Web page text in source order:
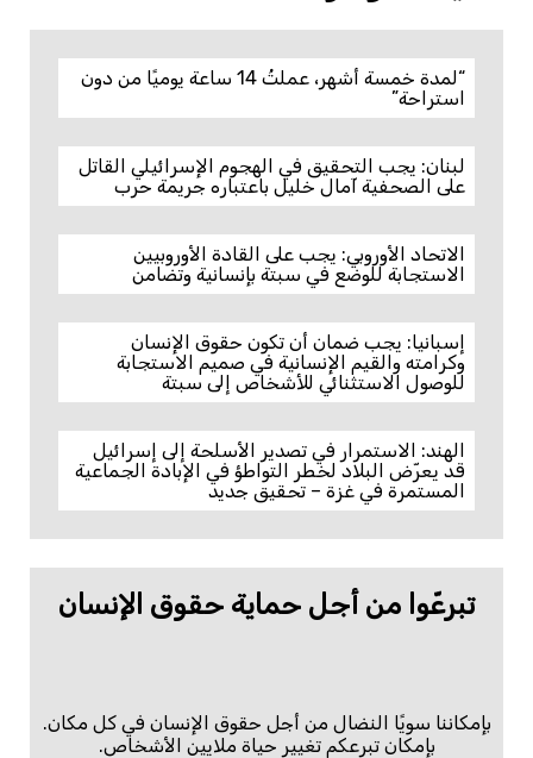
“لمدة خمسة أشهر، عملتُ 14 ساعة يوميًا من دون
استراحة”
لبنان: يجب التحقيق في الهجوم الإسرائيلي القاتل
على الصحفية آمال خليل باعتباره جريمة حرب
الاتحاد الأوروبي: يجب على القادة الأوروبيين
الاستجابة للوضع في سبتة بإنسانية وتضامن
إسبانيا: يجب ضمان أن تكون حقوق الإنسان
وكرامته والقيم الإنسانية في صميم الاستجابة
للوصول الاستثنائي للأشخاص إلى سبتة
الهند: الاستمرار في تصدير الأسلحة إلى إسرائيل
قد يعرّض البلاد لخطر التواطؤ في الإبادة الجماعية
المستمرة في غزة – تحقيق جديد
تبرعّوا من أجل حماية حقوق الإنسان
بإمكاننا سويًا النضال من أجل حقوق الإنسان في كل مكان.
بإمكان تبرعكم تغيير حياة ملايين الأشخاص.